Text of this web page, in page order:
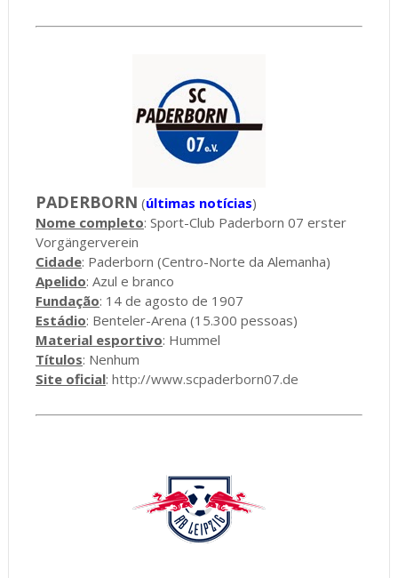
PADERBORN (últimas notícias)
Nome completo: Sport-Club Paderborn 07 erster
Vorgängerverein
Cidade: Paderborn (Centro-Norte da Alemanha)
Apelido: Azul e branco
Fundação: 14 de agosto de 1907
Estádio: Benteler-Arena (15.300 pessoas)
Material esportivo: Hummel
Títulos: Nenhum
Site oficial: http://www.scpaderborn07.de